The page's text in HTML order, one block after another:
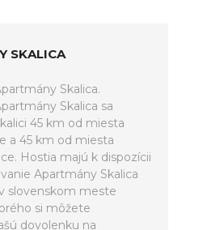
SKALICA
Skalica.
Skalica sa
45 km od miesta
a 45 km od miesta
Hostia majú k dispozícii
Apartmány Skalica
slovenskom meste
si môžete
dovolenku na